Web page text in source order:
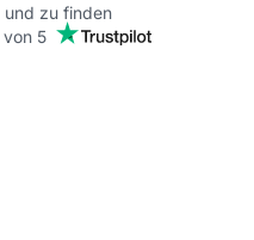
und zu finden
5